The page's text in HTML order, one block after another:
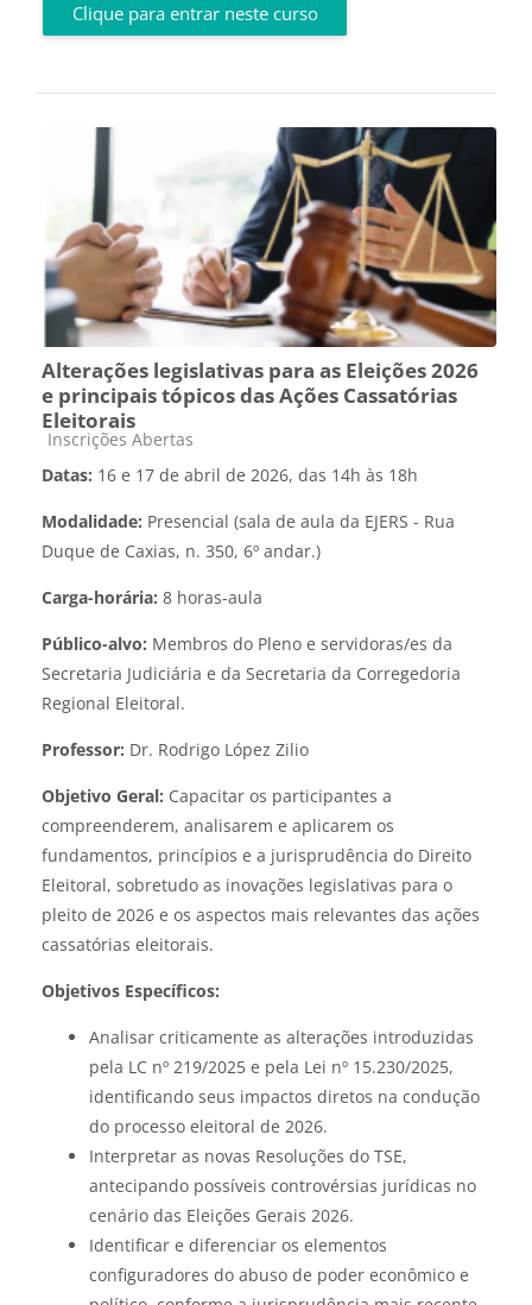
Clique para entrar neste curso
Alterações legislativas para as Eleições 2026
e principais tópicos das Ações Cassatórias
Eleitorais
Categoria do curso
Inscrições Abertas
Datas: 16 e 17 de abril de 2026, das 14h às 18h
Modalidade: Presencial (sala de aula da EJERS - Rua
Duque de Caxias, n. 350, 6º andar.)
Carga-horária: 8 horas-aula
Público-alvo: Membros do Pleno e servidoras/es da
Secretaria Judiciária e da Secretaria da Corregedoria
Regional Eleitoral.
Professor: Dr. Rodrigo López Zilio
Objetivo Geral: Capacitar os participantes a
compreenderem, analisarem e aplicarem os
fundamentos, princípios e a jurisprudência do Direito
Eleitoral, sobretudo as inovações legislativas para o
pleito de 2026 e os aspectos mais relevantes das ações
cassatórias eleitorais.
Objetivos Específicos:
Analisar criticamente as alterações introduzidas
pela LC nº 219/2025 e pela Lei nº 15.230/2025,
identificando seus impactos diretos na condução
do processo eleitoral de 2026.
Interpretar as novas Resoluções do TSE,
antecipando possíveis controvérsias jurídicas no
cenário das Eleições Gerais 2026.
Identificar e diferenciar os elementos
configuradores do abuso de poder econômico e